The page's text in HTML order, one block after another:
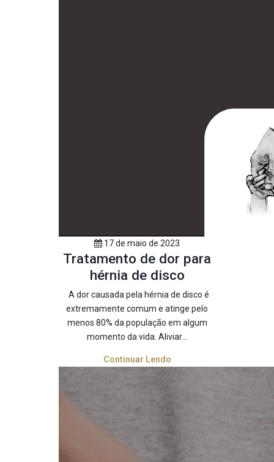
17 de maio de 2023
Tratamento de dor para
hérnia de disco
A dor causada pela hérnia de disco é
extremamente comum e atinge pelo
menos 80% da população em algum
momento da vida. Aliviar...
Continuar Lendo